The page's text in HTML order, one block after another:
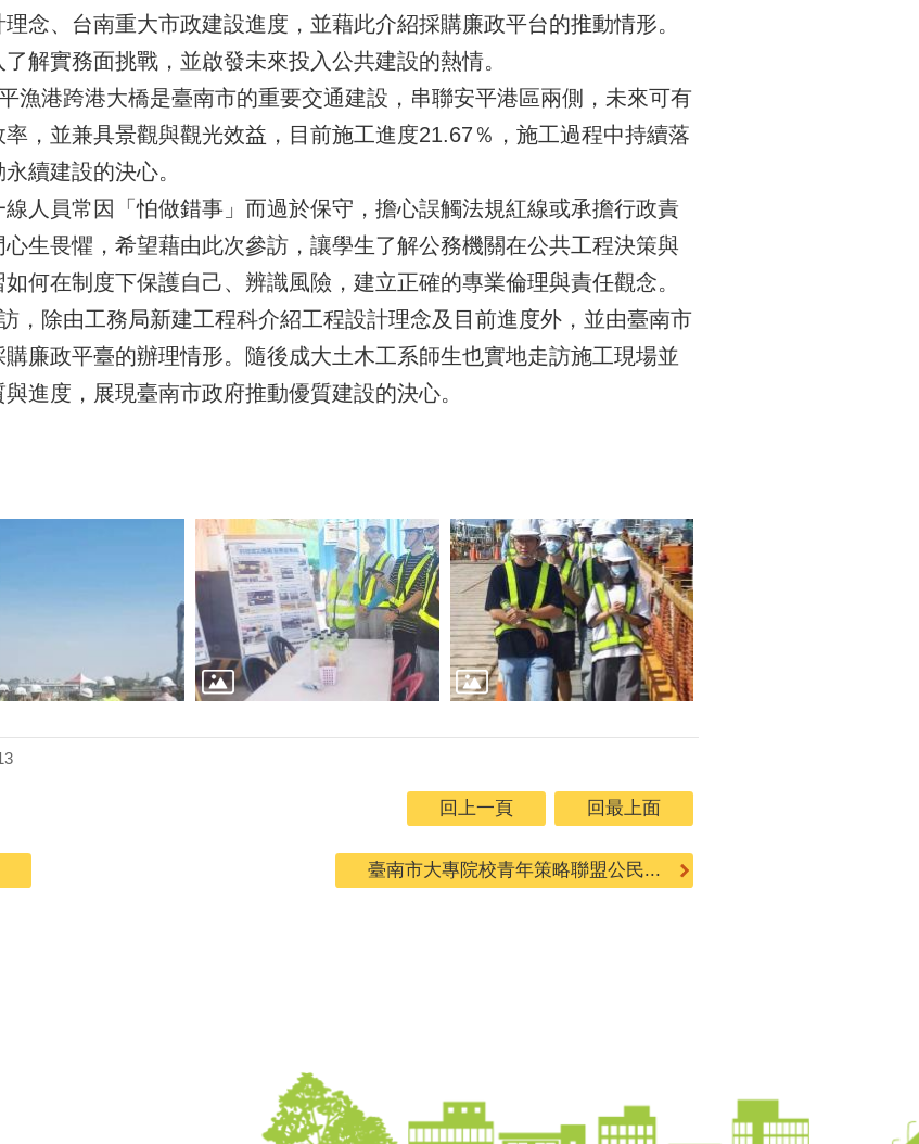
念、台南重大市政建設進度，並藉此介紹採購廉政平台的推動情形。
解實務面挑戰，並啟發未來投入公共建設的熱情。
漁港跨港大橋是臺南市的重要交通建設，串聯安平港區兩側，未來可有
，並兼具景觀與觀光效益，目前施工進度21.67％，施工過程中持續落
續建設的決心。
人員常因「怕做錯事」而過於保守，擔心誤觸法規紅線或承擔行政責
生畏懼，希望藉由此次參訪，讓學生了解公務機關在公共工程決策與
何在制度下保護自己、辨識風險，建立正確的專業倫理與責任觀念。
，除由工務局新建工程科介紹工程設計理念及目前進度外，並由臺南市
廉政平臺的辦理情形。隨後成大土木工系師生也實地走訪施工現場並
進度，展現臺南市政府推動優質建設的決心。
回上一頁 回最上面
臺南市大專院校青年策略聯盟公民...